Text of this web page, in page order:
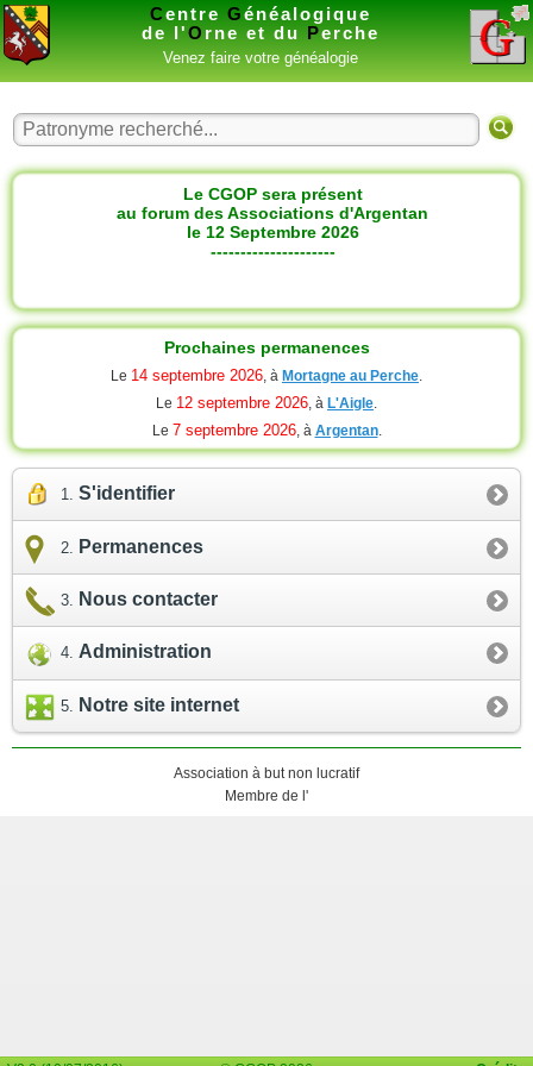
Centre Généalogique
de l'O rne et du Perche
Venez faire votre généalogie
Le CGOP sera présent
au forum des Associations d'Argentan
le 12 Septembre 2026
---------------------
Prochaines permanences
Le 14 septembre 2026, à Mortagne au Perche.
Le 12 septembre 2026, à L'Aigle.
Le 7 septembre 2026, à Argentan.
S'identifier
Permanences
Nous contacter
Administration
Notre site internet
Association à but non lucratif
Membre de l'